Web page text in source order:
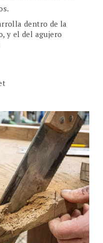
dentro de la
y el del agujero